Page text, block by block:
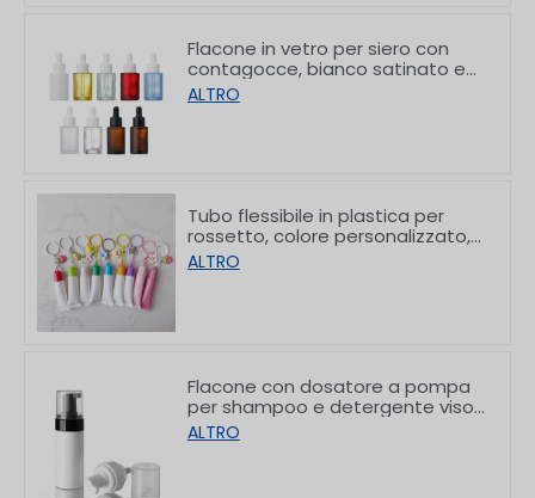
Flacone in vetro per siero con
contagocce, bianco satinato e
con spalla piatta, da
10/30/50/60/80/100 ml
ALTRO
Tubo flessibile in plastica per
rossetto, colore personalizzato,
con gancio, 8/15 g
ALTRO
Flacone con dosatore a pompa
per shampoo e detergente viso
in PET con spalla piatta, 150/200
ml
ALTRO